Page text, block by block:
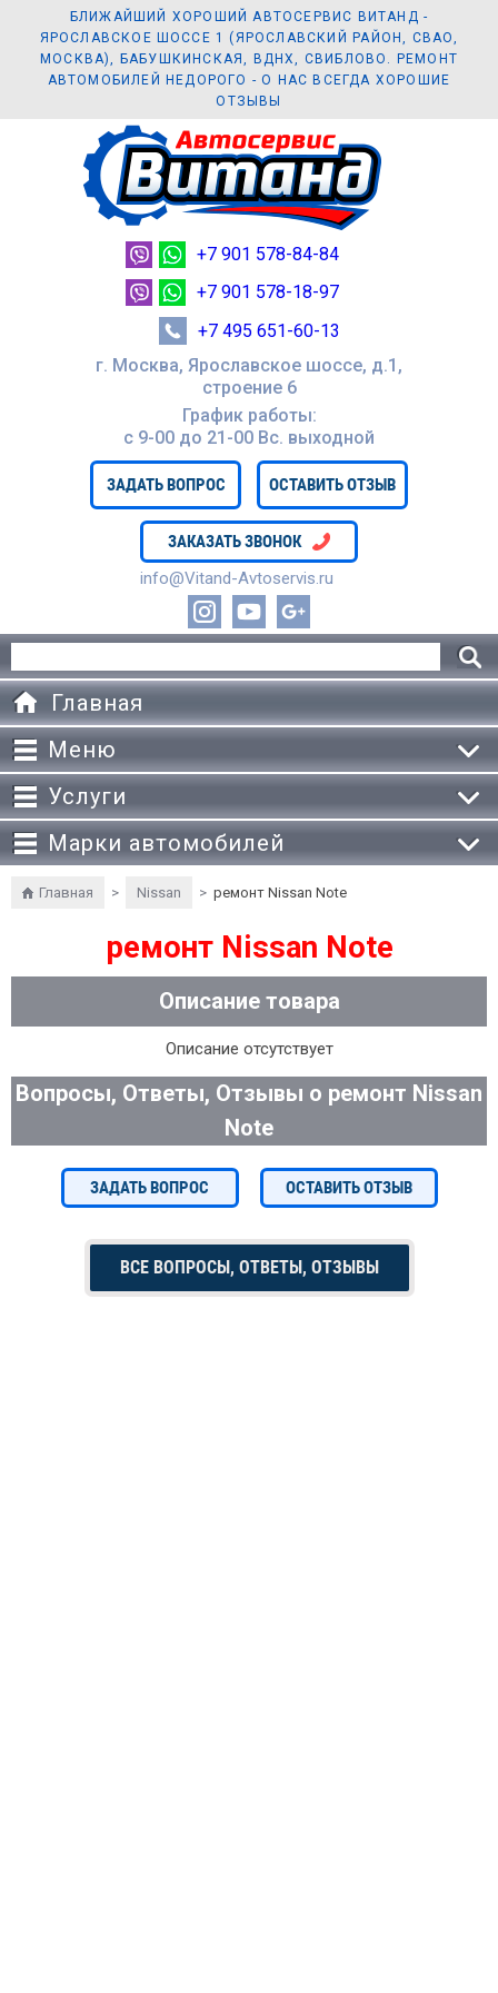
БЛИЖАЙШИЙ ХОРОШИЙ АВТОСЕРВИС ВИТАНД -
ЯРОСЛАВСКОЕ ШОССЕ 1 (ЯРОСЛАВСКИЙ РАЙОН, СВАО,
МОСКВА), БАБУШКИНСКАЯ, ВДНХ, СВИБЛОВО. РЕМОНТ
АВТОМОБИЛЕЙ НЕДОРОГО - О НАС ВСЕГДА ХОРОШИЕ
ОТЗЫВЫ
г. Москва, Ярославское шоссе, д.1,
строение 6
График работы:
с 9-00 до 21-00 Вc. выходной
ЗАДАТЬ ВОПРОС ОСТАВИТЬ ОТЗЫВ
ЗАКАЗАТЬ ЗВОНОК
info@Vitand-Avtoservis.ru
+7 901 578-84-84
+7 901 578-18-97
+7 495 651-60-13
Главная
Меню
Услуги
Марки автомобилей
Главная > Nissan > ремонт Nissan Note
ремонт Nissan Note
Описание товара
Описание отсутствует
Вопросы, Ответы, Отзывы о ремонт Nissan
Note
ЗАДАТЬ ВОПРОС ОСТАВИТЬ ОТЗЫВ
ВСЕ ВОПРОСЫ, ОТВЕТЫ, ОТЗЫВЫ